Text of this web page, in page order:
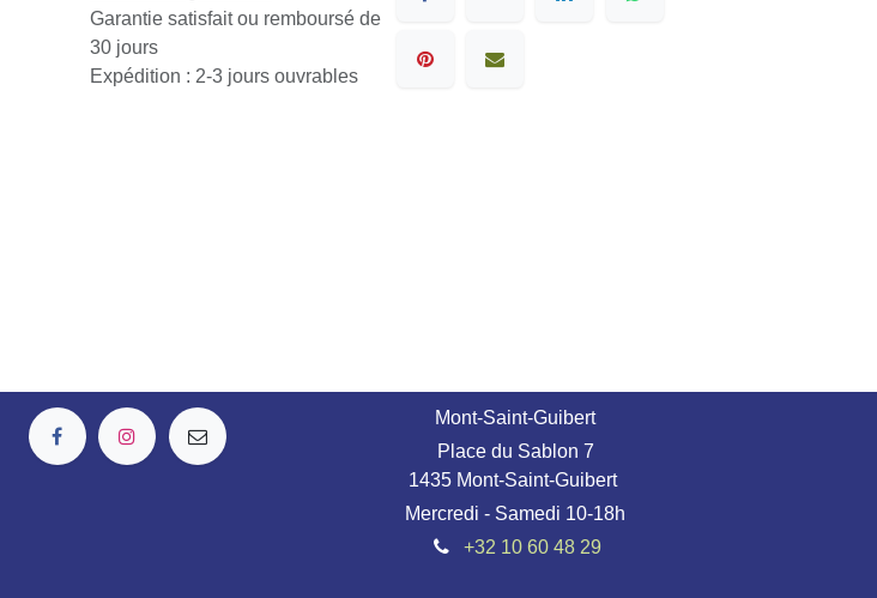
Garantie satisfait ou remboursé de
30 jours
Expédition : 2-3 jours ouvrables
Mont-Saint-Guibert
Place du Sablon 7
1435 Mont-Saint-Guibert
Mercredi - Samedi 10-18h
+32 10 60 48 29